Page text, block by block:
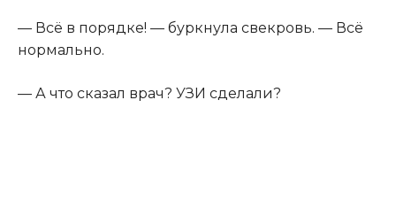
— Всё в порядке! — буркнула свекровь. — Всё
нормально.
— А что сказал врач? УЗИ сделали?